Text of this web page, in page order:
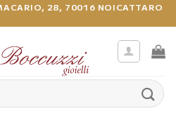
28, 70016 NOICATTARO